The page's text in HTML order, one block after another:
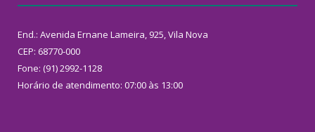
End.: Avenida Ernane Lameira, 925, Vila Nova
CEP: 68770-000
Fone: (91) 2992-1128
Horário de atendimento: 07:00 às 13:00